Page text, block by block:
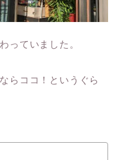
っていました。
らココ！というぐら